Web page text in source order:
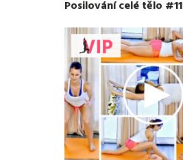
Posilování celé tělo #11